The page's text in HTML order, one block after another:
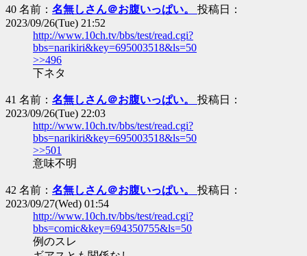
40 名前： 名無しさん＠お腹いっぱい。 投稿日：
2023/09/26(Tue) 21:52
http://www.10ch.tv/bbs/test/read.cgi?
bbs=narikiri&key=695003518&ls=50
>>496
下ネタ
41 名前： 名無しさん＠お腹いっぱい。 投稿日：
2023/09/26(Tue) 22:03
http://www.10ch.tv/bbs/test/read.cgi?
bbs=narikiri&key=695003518&ls=50
>>501
意味不明
42 名前： 名無しさん＠お腹いっぱい。 投稿日：
2023/09/27(Wed) 01:54
http://www.10ch.tv/bbs/test/read.cgi?
bbs=comic&key=694350755&ls=50
例のスレ